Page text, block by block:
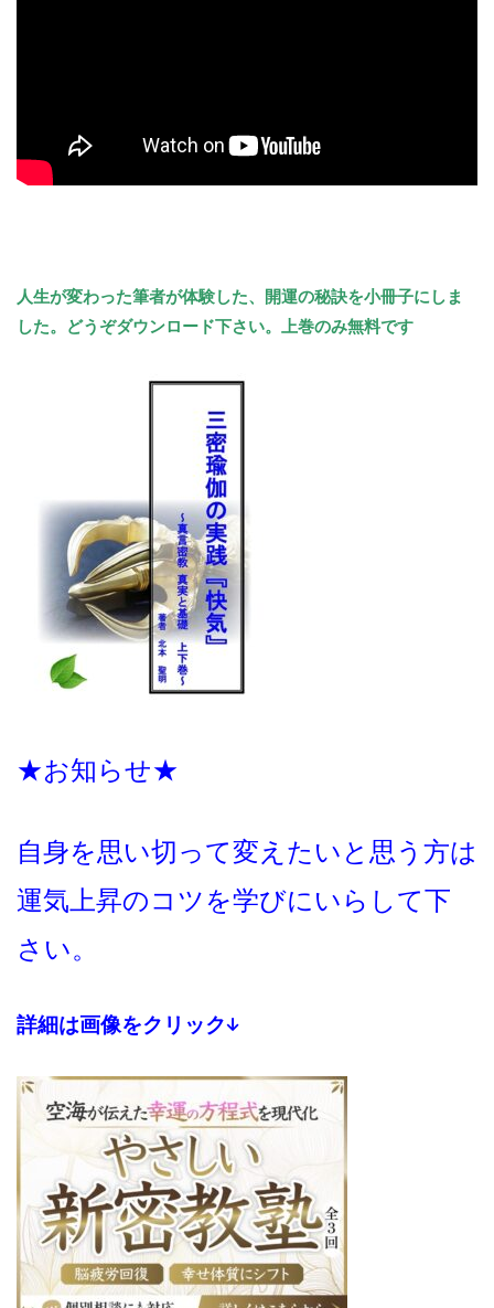
人生が変わった筆者が体験した、 開運の秘訣を小冊子にしま
した。どうぞダウンロード下さい。上巻のみ無料です
★お知らせ★
自身を思い切って変えたいと思う方は
運気上昇のコツを学びにいらして下
さい。
詳細は画像をクリック↓